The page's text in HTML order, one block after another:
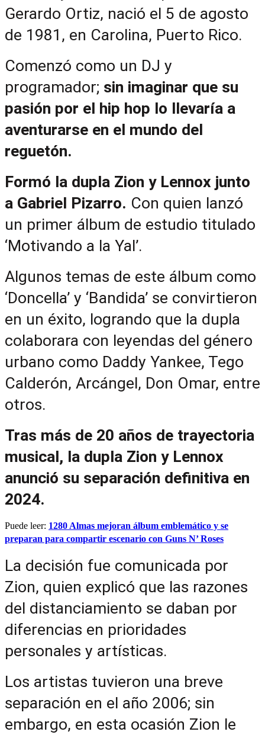
Gerardo Ortiz, nació el 5 de agosto
de 1981, en Carolina, Puerto Rico.
Comenzó como un DJ y
programador; sin imaginar que su
pasión por el hip hop lo llevaría a
aventurarse en el mundo del
reguetón.
Formó la dupla Zion y Lennox junto
a Gabriel Pizarro. Con quien lanzó
un primer álbum de estudio titulado
‘Motivando a la Yal’.
Algunos temas de este álbum como
‘Doncella’ y ‘Bandida’ se convirtieron
en un éxito, logrando que la dupla
colaborara con leyendas del género
urbano como Daddy Yankee, Tego
Calderón, Arcángel, Don Omar, entre
otros.
Tras más de 20 años de trayectoria
musical, la dupla Zion y Lennox
anunció su separación definitiva en
2024.
Puede leer: 1280 Almas mejoran álbum emblemático y se
preparan para compartir escenario con Guns N’ Roses
La decisión fue comunicada por
Zion, quien explicó que las razones
del distanciamiento se daban por
diferencias en prioridades
personales y artísticas.
Los artistas tuvieron una breve
separación en el año 2006; sin
embargo, en esta ocasión Zion le